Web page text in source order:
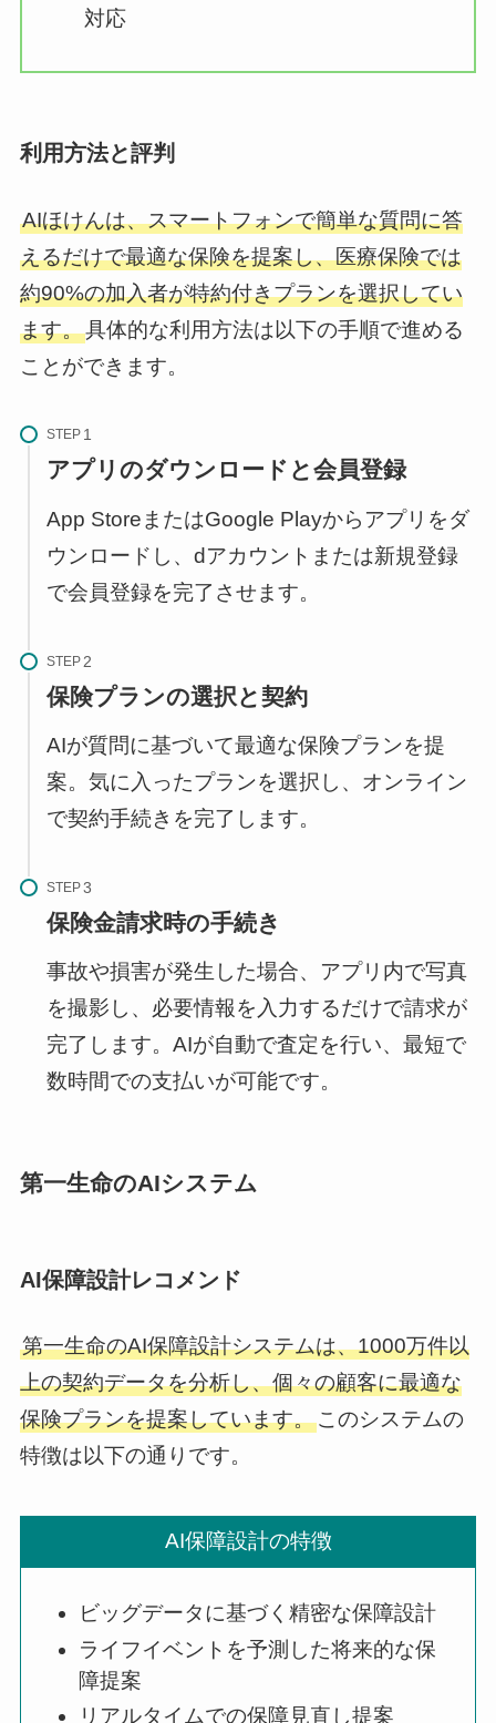
対応
利用方法と評判
AIほけんは、スマートフォンで簡単な質問に答
えるだけで最適な保険を提案し、医療保険では
約90%の加入者が特約付きプランを選択してい
ます。具体的な利用方法は以下の手順で進める
ことができます。
STEP
アプリのダウンロードと会員登録
App StoreまたはGoogle Playからアプリをダ
ウンロードし、dアカウントまたは新規登録
で会員登録を完了させます。
STEP
保険プランの選択と契約
AIが質問に基づいて最適な保険プランを提
案。気に入ったプランを選択し、オンライン
で契約手続きを完了します。
STEP
保険金請求時の手続き
事故や損害が発生した場合、アプリ内で写真
を撮影し、必要情報を入力するだけで請求が
完了します。AIが自動で査定を行い、最短で
数時間での支払いが可能です。
第一生命のAIシステム
AI保障設計レコメンド
第一生命のAI保障設計システムは、1000万件以
上の契約データを分析し、個々の顧客に最適な
保険プランを提案しています。このシステムの
特徴は以下の通りです。
AI保障設計の特徴
ビッグデータに基づく精密な保障設計
ライフイベントを予測した将来的な保
障提案
リアルタイムでの保障見直し提案